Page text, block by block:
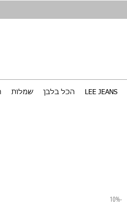
LEE JEANS הכל בלבן שמלות
-10%